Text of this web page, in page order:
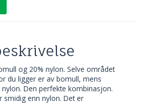
og 20% nylon. Selve området
du ligger er av bomull, mens
Den perfekte kombinasjon.
smidig enn nylon. Det er